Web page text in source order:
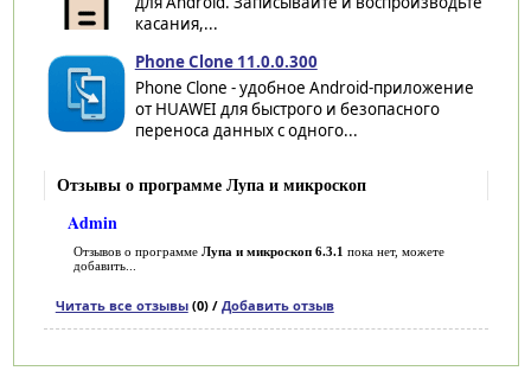
касания,...
Phone Clone 11.0.0.300
Phone Clone - удобное Android-приложение
от HUAWEI для быстрого и безопасного
переноса данных с одного...
Отзывы о программе Лупа и микроскоп
Admin
Отзывов о программе Лупа и микроскоп 6.3.1 пока нет, можете
добавить...
Читать все отзывы(0) / Добавить отзыв